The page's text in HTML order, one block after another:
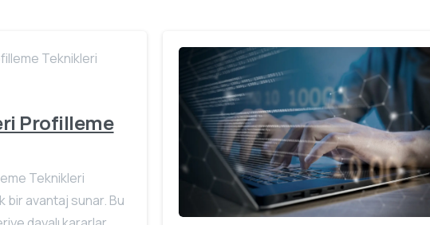
Profilleme
Teknikleri
bir avantaj sunar. Bu